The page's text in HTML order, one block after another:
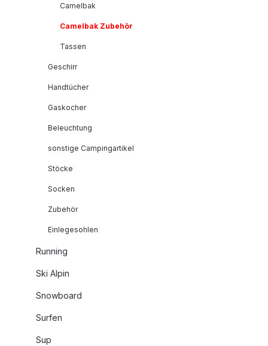
Camelbak
Camelbak Zubehör
Tassen
Geschirr
Handtücher
Gaskocher
Beleuchtung
sonstige Campingartikel
Stöcke
Socken
Zubehör
Einlegesohlen
Running
Ski Alpin
Snowboard
Surfen
Sup